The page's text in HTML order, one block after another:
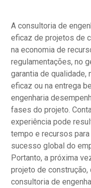
A consultoria de
eficaz de projetos de
na economia de
regulamentações, no
garantia de qualidade,
eficaz ou na entrega
engenharia
fases do projeto.
experiência pode
tempo e recursos
sucesso global do
Portanto, a próxima
projeto de
consultoria de